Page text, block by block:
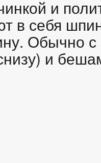
и
в себя
Обычно с
и